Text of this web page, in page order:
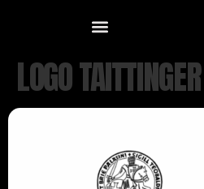
LOGO TAITTINGER